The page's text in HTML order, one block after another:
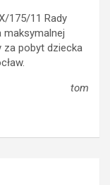
175/11 Rady
maksymalnej
za pobyt dziecka
tom